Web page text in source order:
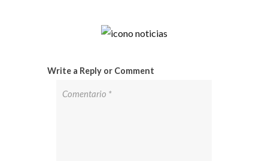
Write a Reply or Comment